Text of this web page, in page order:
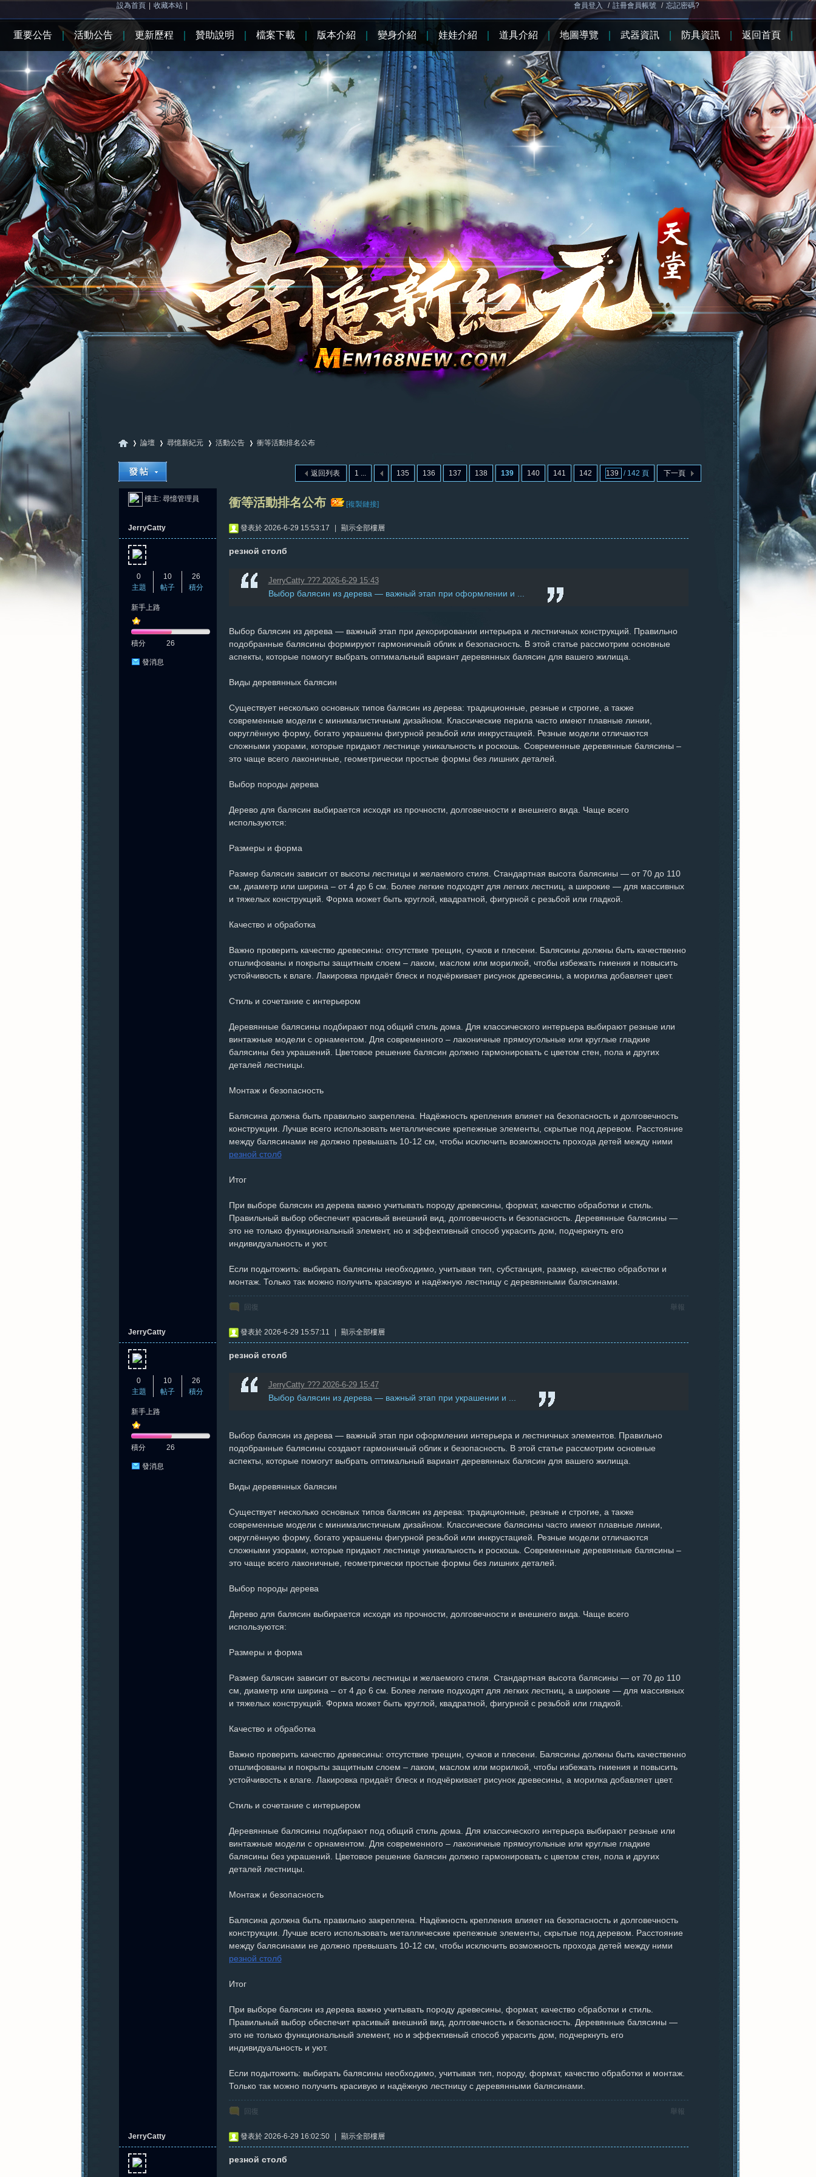
設為首頁 收藏本站 會員登入 / 註冊會員帳號 / 忘記密碼?
»
論壇
›
尋憶新紀元 活動公告
›
衝等活動排名公布
1 ... 135 136 137 138 139 140 141 142 / 142 頁 下一頁
返回列表
樓主: 尋憶管理員 衝等活動排名公布 [複製鏈接]
JerryCatty
0
主題
10
帖子
26
積分
新手上路
積分 26
發消息
發表於 2026-6-29 15:53:17 顯示全部樓層
резной столб
JerryCatty ??? 2026-6-29 15:43
Выбор балясин из дерева — важный этап при оформлении и ...
Выбор балясин из дерева — важный этап при декорировании интерьера и лестничных конструкций. Правильно
подобранные балясины формируют гармоничный облик и безопасность. В этой статье рассмотрим основные
аспекты, которые помогут выбрать оптимальный вариант деревянных балясин для вашего жилища.
Виды деревянных балясин
Существует несколько основных типов балясин из дерева: традиционные, резные и строгие, а также
современные модели с минималистичным дизайном. Классические перила часто имеют плавные линии,
округлённую форму, богато украшены фигурной резьбой или инкрустацией. Резные модели отличаются
сложными узорами, которые придают лестнице уникальность и роскошь. Современные деревянные балясины –
это чаще всего лаконичные, геометрически простые формы без лишних деталей.
Выбор породы дерева
Дерево для балясин выбирается исходя из прочности, долговечности и внешнего вида. Чаще всего
используются:
Размеры и форма
Размер балясин зависит от высоты лестницы и желаемого стиля. Стандартная высота балясины — от 70 до 110
см, диаметр или ширина – от 4 до 6 см. Более легкие подходят для легких лестниц, а широкие — для массивных
и тяжелых конструкций. Форма может быть круглой, квадратной, фигурной с резьбой или гладкой.
Качество и обработка
Важно проверить качество древесины: отсутствие трещин, сучков и плесени. Балясины должны быть качественно
отшлифованы и покрыты защитным слоем – лаком, маслом или морилкой, чтобы избежать гниения и повысить
устойчивость к влаге. Лакировка придаёт блеск и подчёркивает рисунок древесины, а морилка добавляет цвет.
Стиль и сочетание с интерьером
Деревянные балясины подбирают под общий стиль дома. Для классического интерьера выбирают резные или
винтажные модели с орнаментом. Для современного – лаконичные прямоугольные или круглые гладкие
балясины без украшений. Цветовое решение балясин должно гармонировать с цветом стен, пола и других
деталей лестницы.
Монтаж и безопасность
Балясина должна быть правильно закреплена. Надёжность крепления влияет на безопасность и долговечность
конструкции. Лучше всего использовать металлические крепежные элементы, скрытые под деревом. Расстояние
между балясинами не должно превышать 10-12 см, чтобы исключить возможность прохода детей между ними
резной столб
Итог
При выборе балясин из дерева важно учитывать породу древесины, формат, качество обработки и стиль.
Правильный выбор обеспечит красивый внешний вид, долговечность и безопасность. Деревянные балясины —
это не только функциональный элемент, но и эффективный способ украсить дом, подчеркнуть его
индивидуальность и уют.
Если подытожить: выбирать балясины необходимо, учитывая тип, субстанция, размер, качество обработки и
монтаж. Только так можно получить красивую и надёжную лестницу с деревянными балясинами.
回復 舉報
JerryCatty
0
主題
10
帖子
26
積分
新手上路
積分 26
發消息
發表於 2026-6-29 15:57:11 顯示全部樓層
резной столб
JerryCatty ??? 2026-6-29 15:47
Выбор балясин из дерева — важный этап при украшении и ...
Выбор балясин из дерева — важный этап при оформлении интерьера и лестничных элементов. Правильно
подобранные балясины создают гармоничный облик и безопасность. В этой статье рассмотрим основные
аспекты, которые помогут выбрать оптимальный вариант деревянных балясин для вашего жилища.
Виды деревянных балясин
Существует несколько основных типов балясин из дерева: традиционные, резные и строгие, а также
современные модели с минималистичным дизайном. Классические балясины часто имеют плавные линии,
округлённую форму, богато украшены фигурной резьбой или инкрустацией. Резные модели отличаются
сложными узорами, которые придают лестнице уникальность и роскошь. Современные деревянные балясины –
это чаще всего лаконичные, геометрически простые формы без лишних деталей.
Выбор породы дерева
Дерево для балясин выбирается исходя из прочности, долговечности и внешнего вида. Чаще всего
используются:
Размеры и форма
Размер балясин зависит от высоты лестницы и желаемого стиля. Стандартная высота балясины — от 70 до 110
см, диаметр или ширина – от 4 до 6 см. Более легкие подходят для легких лестниц, а широкие — для массивных
и тяжелых конструкций. Форма может быть круглой, квадратной, фигурной с резьбой или гладкой.
Качество и обработка
Важно проверить качество древесины: отсутствие трещин, сучков и плесени. Балясины должны быть качественно
отшлифованы и покрыты защитным слоем – лаком, маслом или морилкой, чтобы избежать гниения и повысить
устойчивость к влаге. Лакировка придаёт блеск и подчёркивает рисунок древесины, а морилка добавляет цвет.
Стиль и сочетание с интерьером
Деревянные балясины подбирают под общий стиль дома. Для классического интерьера выбирают резные или
винтажные модели с орнаментом. Для современного – лаконичные прямоугольные или круглые гладкие
балясины без украшений. Цветовое решение балясин должно гармонировать с цветом стен, пола и других
деталей лестницы.
Монтаж и безопасность
Балясина должна быть правильно закреплена. Надёжность крепления влияет на безопасность и долговечность
конструкции. Лучше всего использовать металлические крепежные элементы, скрытые под деревом. Расстояние
между балясинами не должно превышать 10-12 см, чтобы исключить возможность прохода детей между ними
резной столб
Итог
При выборе балясин из дерева важно учитывать породу древесины, формат, качество обработки и стиль.
Правильный выбор обеспечит красивый внешний вид, долговечность и безопасность. Деревянные балясины —
это не только функциональный элемент, но и эффективный способ украсить дом, подчеркнуть его
индивидуальность и уют.
Если подытожить: выбирать балясины необходимо, учитывая тип, породу, формат, качество обработки и монтаж.
Только так можно получить красивую и надёжную лестницу с деревянными балясинами.
回復 舉報
JerryCatty 發表於 2026-6-29 16:02:50 顯示全部樓層
резной столб